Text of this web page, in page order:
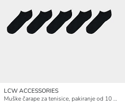
LCW ACCESSORIES
Muške čarape za tenisice, pakiranje od 10 komada